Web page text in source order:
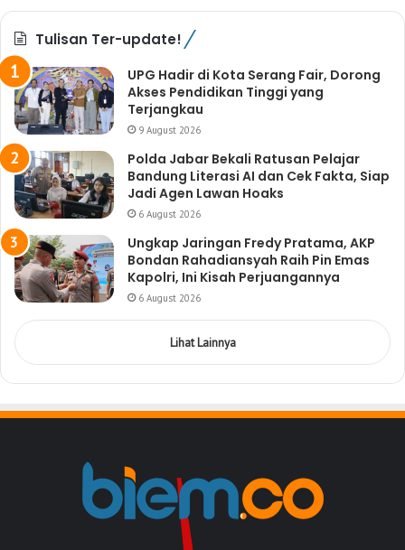
Tulisan Ter-update!
UPG Hadir di Kota Serang Fair, Dorong
Akses Pendidikan Tinggi yang
Terjangkau
9 August 2026
Polda Jabar Bekali Ratusan Pelajar
Bandung Literasi AI dan Cek Fakta, Siap
Jadi Agen Lawan Hoaks
6 August 2026
Ungkap Jaringan Fredy Pratama, AKP
Bondan Rahadiansyah Raih Pin Emas
Kapolri, Ini Kisah Perjuangannya
6 August 2026
Lihat Lainnya